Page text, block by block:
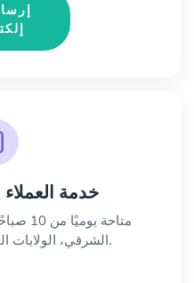
خدمة
الشرقي، الولايات المتحدة) عبر المكالمات.